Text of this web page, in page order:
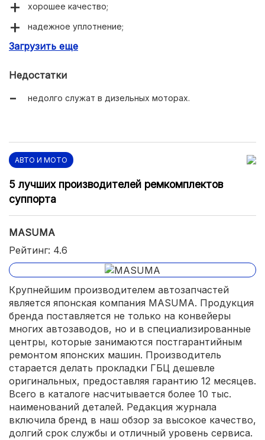
хорошее качество;
надежное уплотнение;
широкий ассортимент.
Загрузить еще
Недостатки
недолго служат в дизельных моторах.
АВТО И МОТО
5 лучших производителей ремкомплектов
суппорта
MASUMA
Рейтинг: 4.6
Крупнейшим производителем автозапчастей
является японская компания MASUMA. Продукция
бренда поставляется не только на конвейеры
многих автозаводов, но и в специализированные
центры, которые занимаются постгарантийным
ремонтом японских машин. Производитель
старается делать прокладки ГБЦ дешевле
оригинальных, предоставляя гарантию 12 месяцев.
Всего в каталоге насчитывается более 10 тыс.
наименований деталей. Редакция журнала
включила бренд в наш обзор за высокое качество,
долгий срок службы и отличный уровень сервиса.